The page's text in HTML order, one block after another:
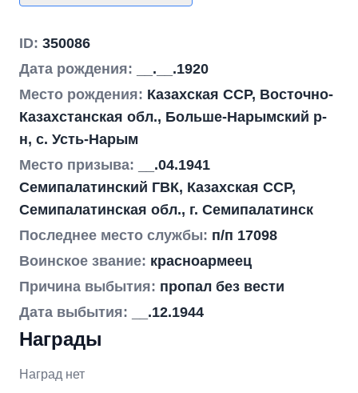
ID: 350086
Дата рождения:
__.__.1920
Место рождения: Казахская ССР, Восточно-
Казахстанская обл., Больше-Нарымский р-
н, с. Усть-Нарым
Место призыва:
__.04.1941
Семипалатинский ГВК, Казахская ССР,
Семипалатинская обл., г. Семипалатинск
Последнее место службы: п/п 17098
Воинское звание: красноармеец
Причина выбытия: пропал без вести
Дата выбытия:
__.12.1944
Награды
Наград нет